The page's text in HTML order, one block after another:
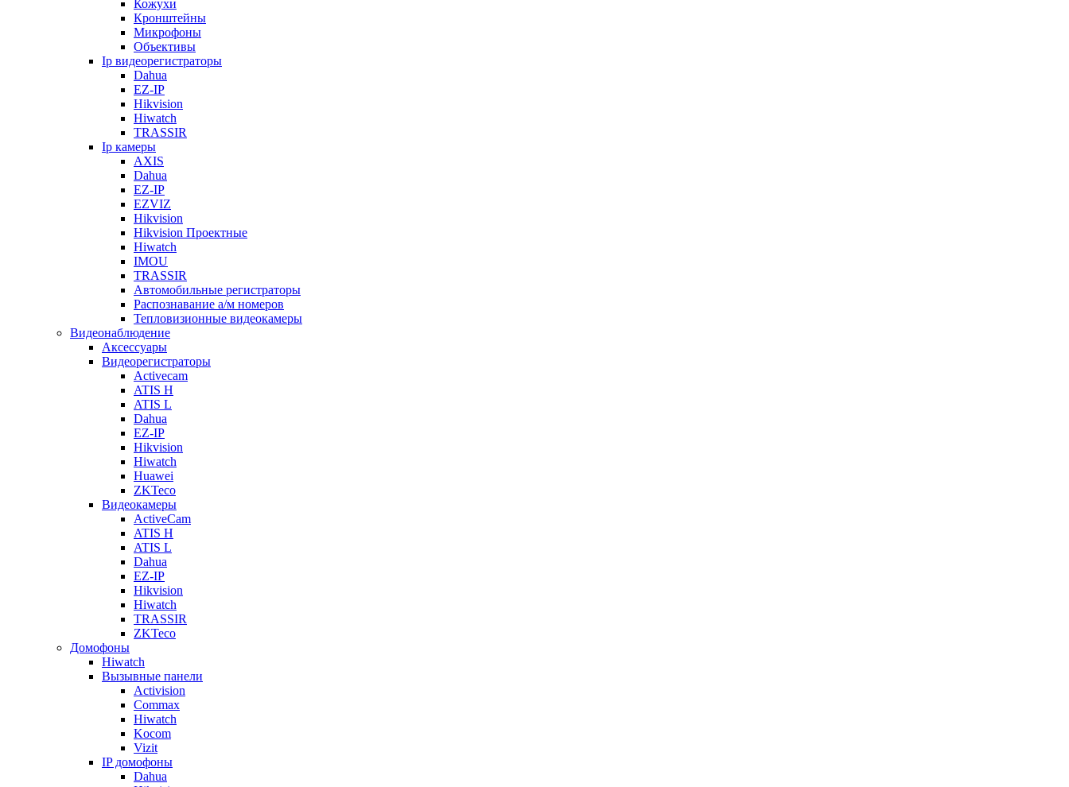
Кожухи
Кронштейны
Микрофоны
Объективы
Ip видеорегистраторы
Dahua
EZ-IP
Hikvision
Hiwatch
TRASSIR
Ip камеры
AXIS
Dahua
EZ-IP
EZVIZ
Hikvision
Hikvision Проектные
Hiwatch
IMOU
TRASSIR
Автомобильные регистраторы
Распознавание а/м номеров
Тепловизионные видеокамеры
Видеонаблюдение
Аксессуары
Видеорегистраторы
Activecam
ATIS H
ATIS L
Dahua
EZ-IP
Hikvision
Hiwatch
Huawei
ZKTeco
Видеокамеры
ActiveCam
ATIS H
ATIS L
Dahua
EZ-IP
Hikvision
Hiwatch
TRASSIR
ZKTeco
Домофоны
Hiwatch
Вызывные панели
Activision
Commax
Hiwatch
Kocom
Vizit
IP домофоны
Dahua